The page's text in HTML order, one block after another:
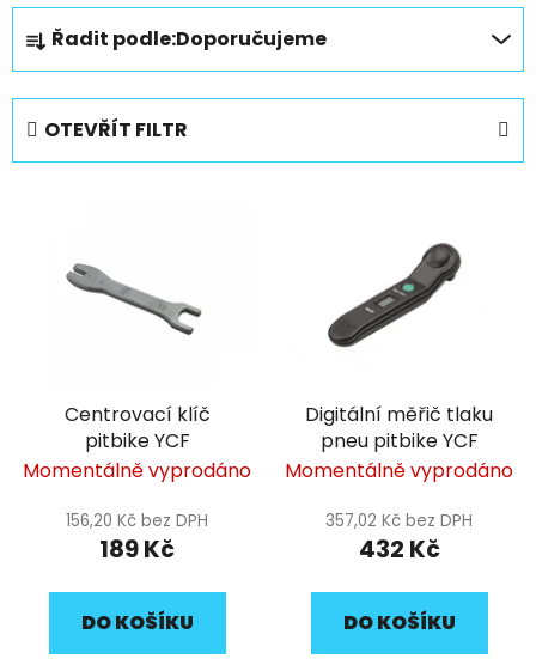
Ř
a
z
e
n
Řadit podle:Doporučujeme
OTEVŘÍT FILTR
u
Centrovací klíč
pitbike YCF
Momentálně vyprodáno
156,20 Kč bez DPH
189 Kč
DO KOŠÍKU
Digitální měřič tlaku
pneu pitbike YCF
Momentálně vyprodáno
357,02 Kč bez DPH
432 Kč
DO KOŠÍKU